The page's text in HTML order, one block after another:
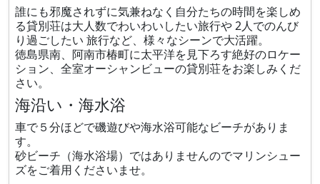
誰にも邪魔されずに気兼ねなく自分たちの時間を楽しめ
る貸別荘は大人数でわいわいしたい旅行や 2人でのんび
り過ごしたい 旅行など、様々なシーンで大活躍。
徳島県南、阿南市椿町に太平洋を見下ろす絶好のロケー
ション、全室オーシャンビューの貸別荘をお楽しみくだ
さい。
海沿い・海水浴
車で５分ほどで磯遊びや海水浴可能なビーチがありま
す。
砂ビーチ（海水浴場）ではありませんのでマリンシュー
ズをご着用くださいませ。